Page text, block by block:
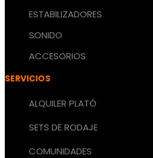
ESTABILIZADORES
SONIDO
ACCESORIOS
SERVICIOS
ALQUILER PLATÓ
SETS DE RODAJE
COMUNIDADES